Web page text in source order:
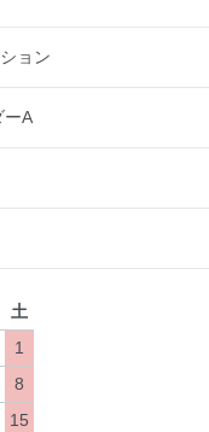
ョン
ーA
土
1
8
15